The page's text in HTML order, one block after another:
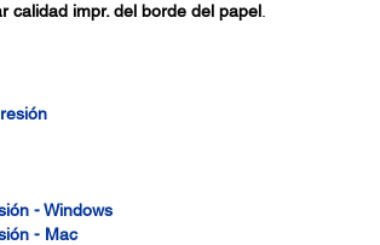
calidad impr. del borde del papel.
- Windows
- Mac